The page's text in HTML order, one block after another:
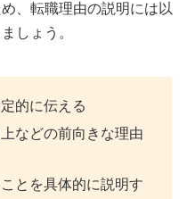
、転職理由の説明には以
しょう。
的に伝える
などの前向きな理由
とを具体的に説明す